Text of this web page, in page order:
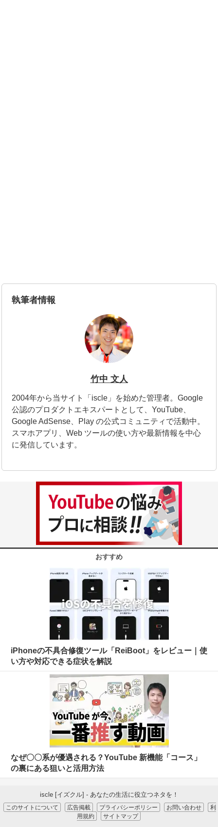
執筆者情報
竹中 文人
2004年から当サイト「iscle」を始めた管理者。Google
公認のプロダクトエキスパートとして、YouTube、
Google AdSense、Play の公式コミュニティで活動中。
スマホアプリ、Web ツールの使い方や最新情報を中心
に発信しています。
おすすめ
iPhoneの不具合修復ツール「ReiBoot」をレビュー｜使
い方や対応できる症状を解説
なぜ〇〇系が優遇される？YouTube 新機能「コース」
の裏にある狙いと活用方法
iscle [イズクル] - あなたの生活に役立つネタを！
このサイトについて 広告掲載 プライバシーポリシー お問い合わせ
利
用規約
サイトマップ